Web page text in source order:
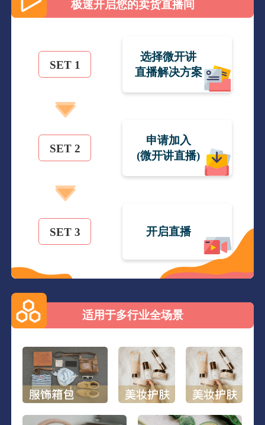
极速开启您的卖货直播间
SET 1
选择微开讲
直播解决方案
SET 2
申请加入
(微开讲直播)
SET 3 开启直播
适用于多行业全场景